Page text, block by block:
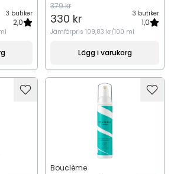
3 butiker
2,0
379 kr
330 kr 3 butiker
1,0
Jämförpris 109,83 kr/100 ml
Lägg i varukorg
Bouclème